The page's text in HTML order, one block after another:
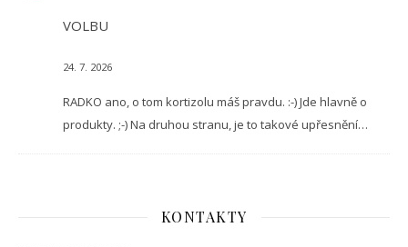
VOLBU
24. 7. 2026
RADKO ano, o tom kortizolu máš pravdu. :-) Jde hlavně o
produkty. ;-) Na druhou stranu, je to takové upřesnění…
KONTAKTY